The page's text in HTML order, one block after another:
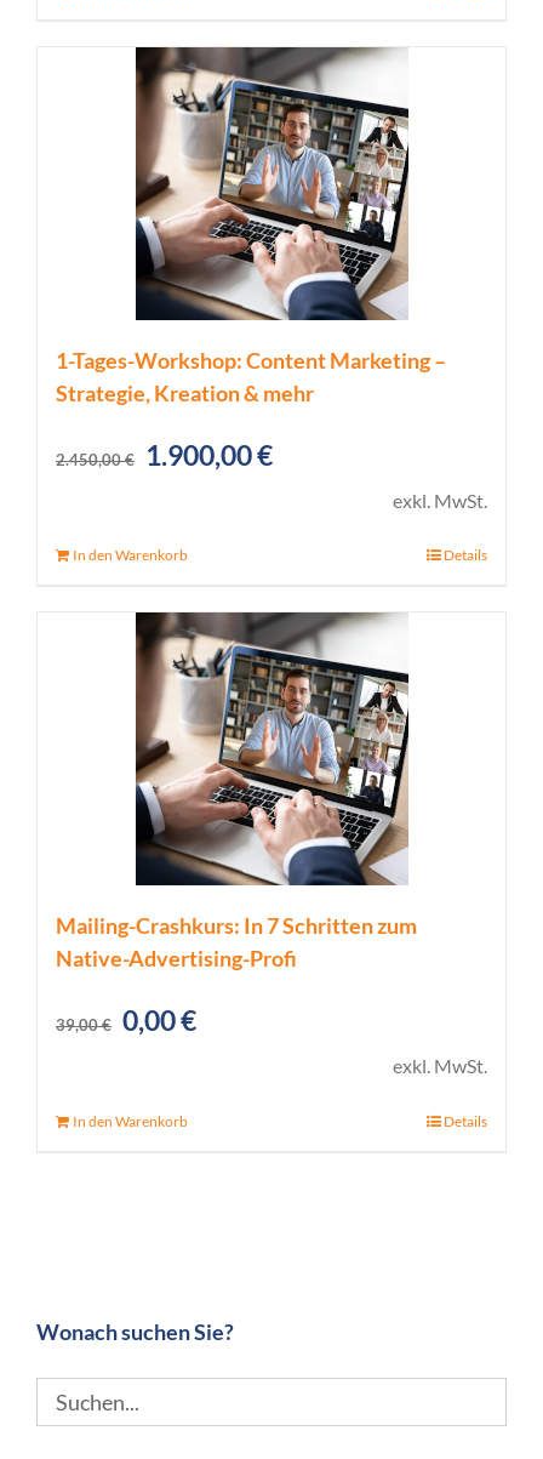
1-Tages-Workshop: Content Marketing –
Strategie, Kreation & mehr
2.450,00€
Ursprünglicher
1.900,00€Aktueller
exkl. MwSt.
In den Warenkorb Details
Mailing-Crashkurs: In 7 Schritten zum
Native-Advertising-Profi
39,00€ Ursprünglicher
0,00€Aktueller
exkl. MwSt.
In den Warenkorb Details
Wonach suchen Sie?